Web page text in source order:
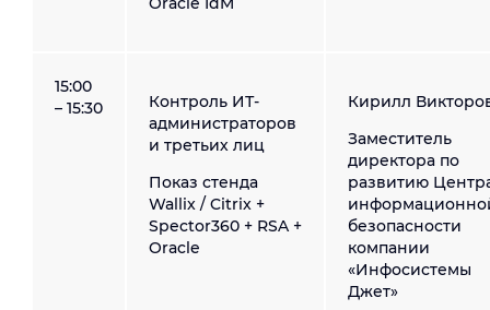
15:00
– 15:30
Контроль ИТ-
администраторов
и третьих лиц
Показ стенда
Wallix / Citrix +
Spector360 + RSA +
Oracle
Кирилл
Заместитель
директора по
развитию
безопасности
компании
«Инфосистемы
Джет»